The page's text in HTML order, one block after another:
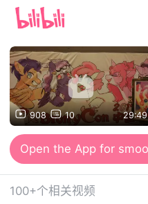
908 10 29:49
100+个相关视频